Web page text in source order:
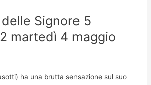
Signore 5
martedì 4 maggio
ha una brutta sensazione sul suo